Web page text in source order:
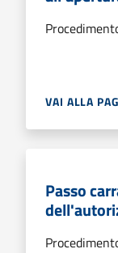
VAI ALLA
Passo